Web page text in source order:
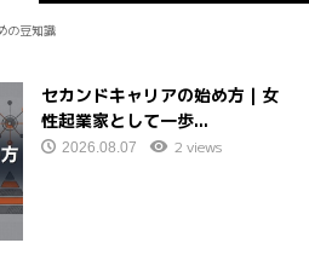
の豆知識
セカンドキャリアの始め方｜女
性起業家として一歩...
2026.08.07 2 views